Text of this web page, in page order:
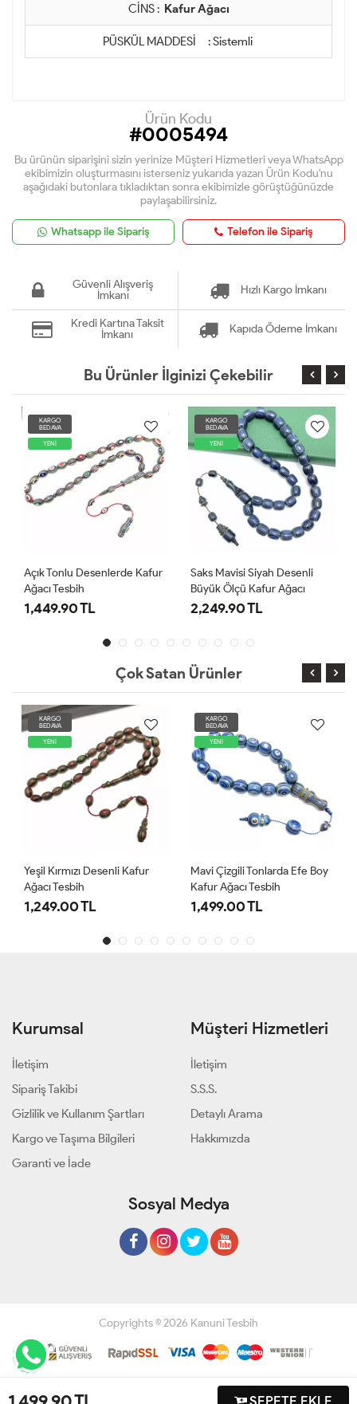
CİNS : Kafur Ağacı
PÜSKÜL MADDESİ : Sistemli
Ürün Kodu
#0005494
Bu ürünün siparişini sizin yerinize Müşteri Hizmetleri veya WhatsApp
ekibimizin oluşturmasını isterseniz yukarıda yazan Ürün Kodu'nu
aşağıdaki butonlara tıkladıktan sonra ekibimizle görüştüğünüzde
paylaşabilirsiniz.
Whatsapp ile Sipariş Telefon ile Sipariş
Güvenli Alışveriş
İmkanı
Hızlı Kargo İmkanı
Kredi Kartına Taksit
İmkanı
Kapıda Ödeme İmkanı
SEPETE EKLE
Bu Ürünler İlginizi Çekebilir
KARGO
BEDAVA
YENİ
Açık Tonlu Desenlerde Kafur
Ağacı Tesbih
1,449.90 TL
KARGO
BEDAVA
YENİ
Saks Mavisi Siyah Desenli
Büyük Ölçü Kafur Ağacı
Tesbih
2,249.90 TL
Çok Satan Ürünler
KARGO
BEDAVA
YENİ
Yeşil Kırmızı Desenli Kafur
Ağacı Tesbih
1,249.00 TL
KARGO
BEDAVA
YENİ
Mavi Çizgili Tonlarda Efe Boy
Kafur Ağacı Tesbih
1,499.00 TL
Kurumsal
İletişim
Sipariş Takibi
Gizlilik ve Kullanım Şartları
Kargo ve Taşıma Bilgileri
Garanti ve İade
Müşteri Hizmetleri
İletişim
S.S.S.
Detaylı Arama
Hakkımızda
Sosyal Medya
Copyrights © 2026 Kanuni Tesbih
Geliştir - powered by innovation